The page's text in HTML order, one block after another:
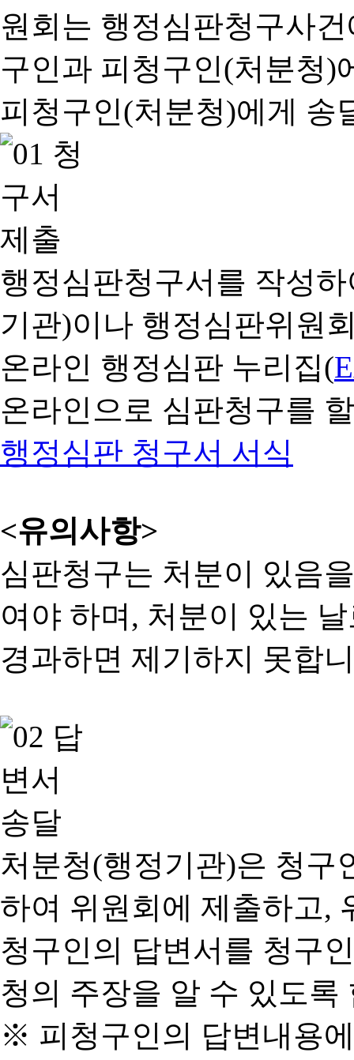
행정심판청구서를 작성
기관)이나 행정심판위원
온라인 행정심판 누리집(
온라인으로 심판청구를
행정심판 청구서 서식
<유의사항>
심판청구는 처분이 있음
여야 하며, 처분이 있는
경과하면 제기하지 못합
처분청(행정기관)은 청구
하여 위원회에 제출하고,
청구인의 답변서를 청구
청의 주장을 알 수 있도록
※ 피청구인의 답변내용